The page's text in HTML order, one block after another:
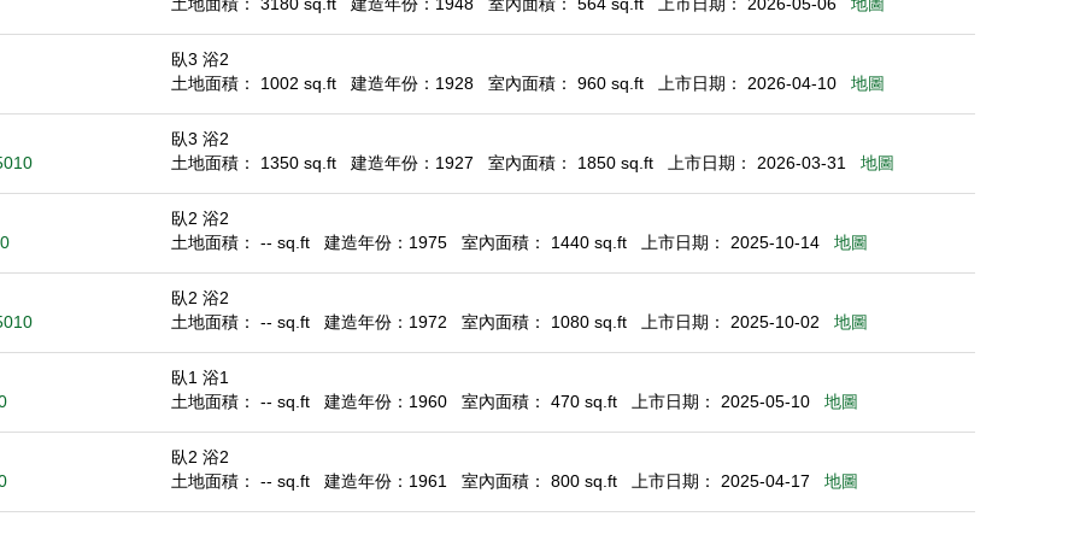
臥3 浴2
土地面積： 1002 sq.ft
建造年份：1928 室內面積： 960 sq.ft 上市日期： 2026-04-10 地圖
臥3 浴2
土地面積： 1350 sq.ft
建造年份：1927 室內面積： 1850 sq.ft 上市日期： 2026-03-31 地圖
臥2 浴2
土地面積： -- sq.ft
建造年份：1975 室內面積： 1440 sq.ft 上市日期： 2025-10-14 地圖
臥2 浴2
土地面積： -- sq.ft
建造年份：1972 室內面積： 1080 sq.ft 上市日期： 2025-10-02 地圖
臥1 浴1
土地面積： -- sq.ft
建造年份：1960 室內面積： 470 sq.ft 上市日期： 2025-05-10 地圖
臥2 浴2
土地面積： -- sq.ft
建造年份：1961 室內面積： 800 sq.ft 上市日期： 2025-04-17 地圖